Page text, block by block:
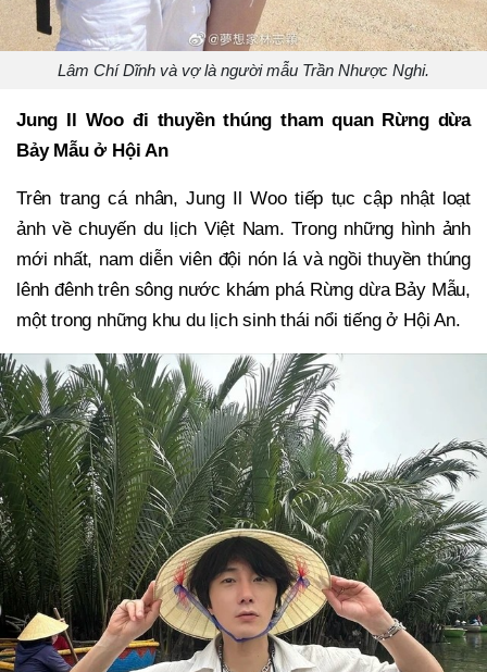
Lâm Chí Dĩnh và vợ là người mẫu Trần Nhược Nghi.
Jung Il Woo đi thuyền thúng tham quan Rừng dừa
Bảy Mẫu ở Hội An
Trên trang cá nhân, Jung Il Woo tiếp tục cập nhật loạt
ảnh về chuyến du lịch Việt Nam. Trong những hình ảnh
mới nhất, nam diễn viên đội nón lá và ngồi thuyền thúng
lênh đênh trên sông nước khám phá Rừng dừa Bảy Mẫu,
một trong những khu du lịch sinh thái nổi tiếng ở Hội An.